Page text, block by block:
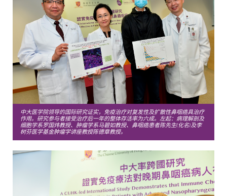
中大医学院领导的国际研究证实，免疫治疗对复发性及扩散性鼻咽癌具治疗
作用。研究参与者接受治疗后一年的整体存活率为六成。左起：病理解剖及
细胞学系罗国炜教授、肿瘤学系马碧如教授、鼻咽癌患者陈先生(化名)及李
树芬医学基金肿瘤学讲座教授陈德章教授。